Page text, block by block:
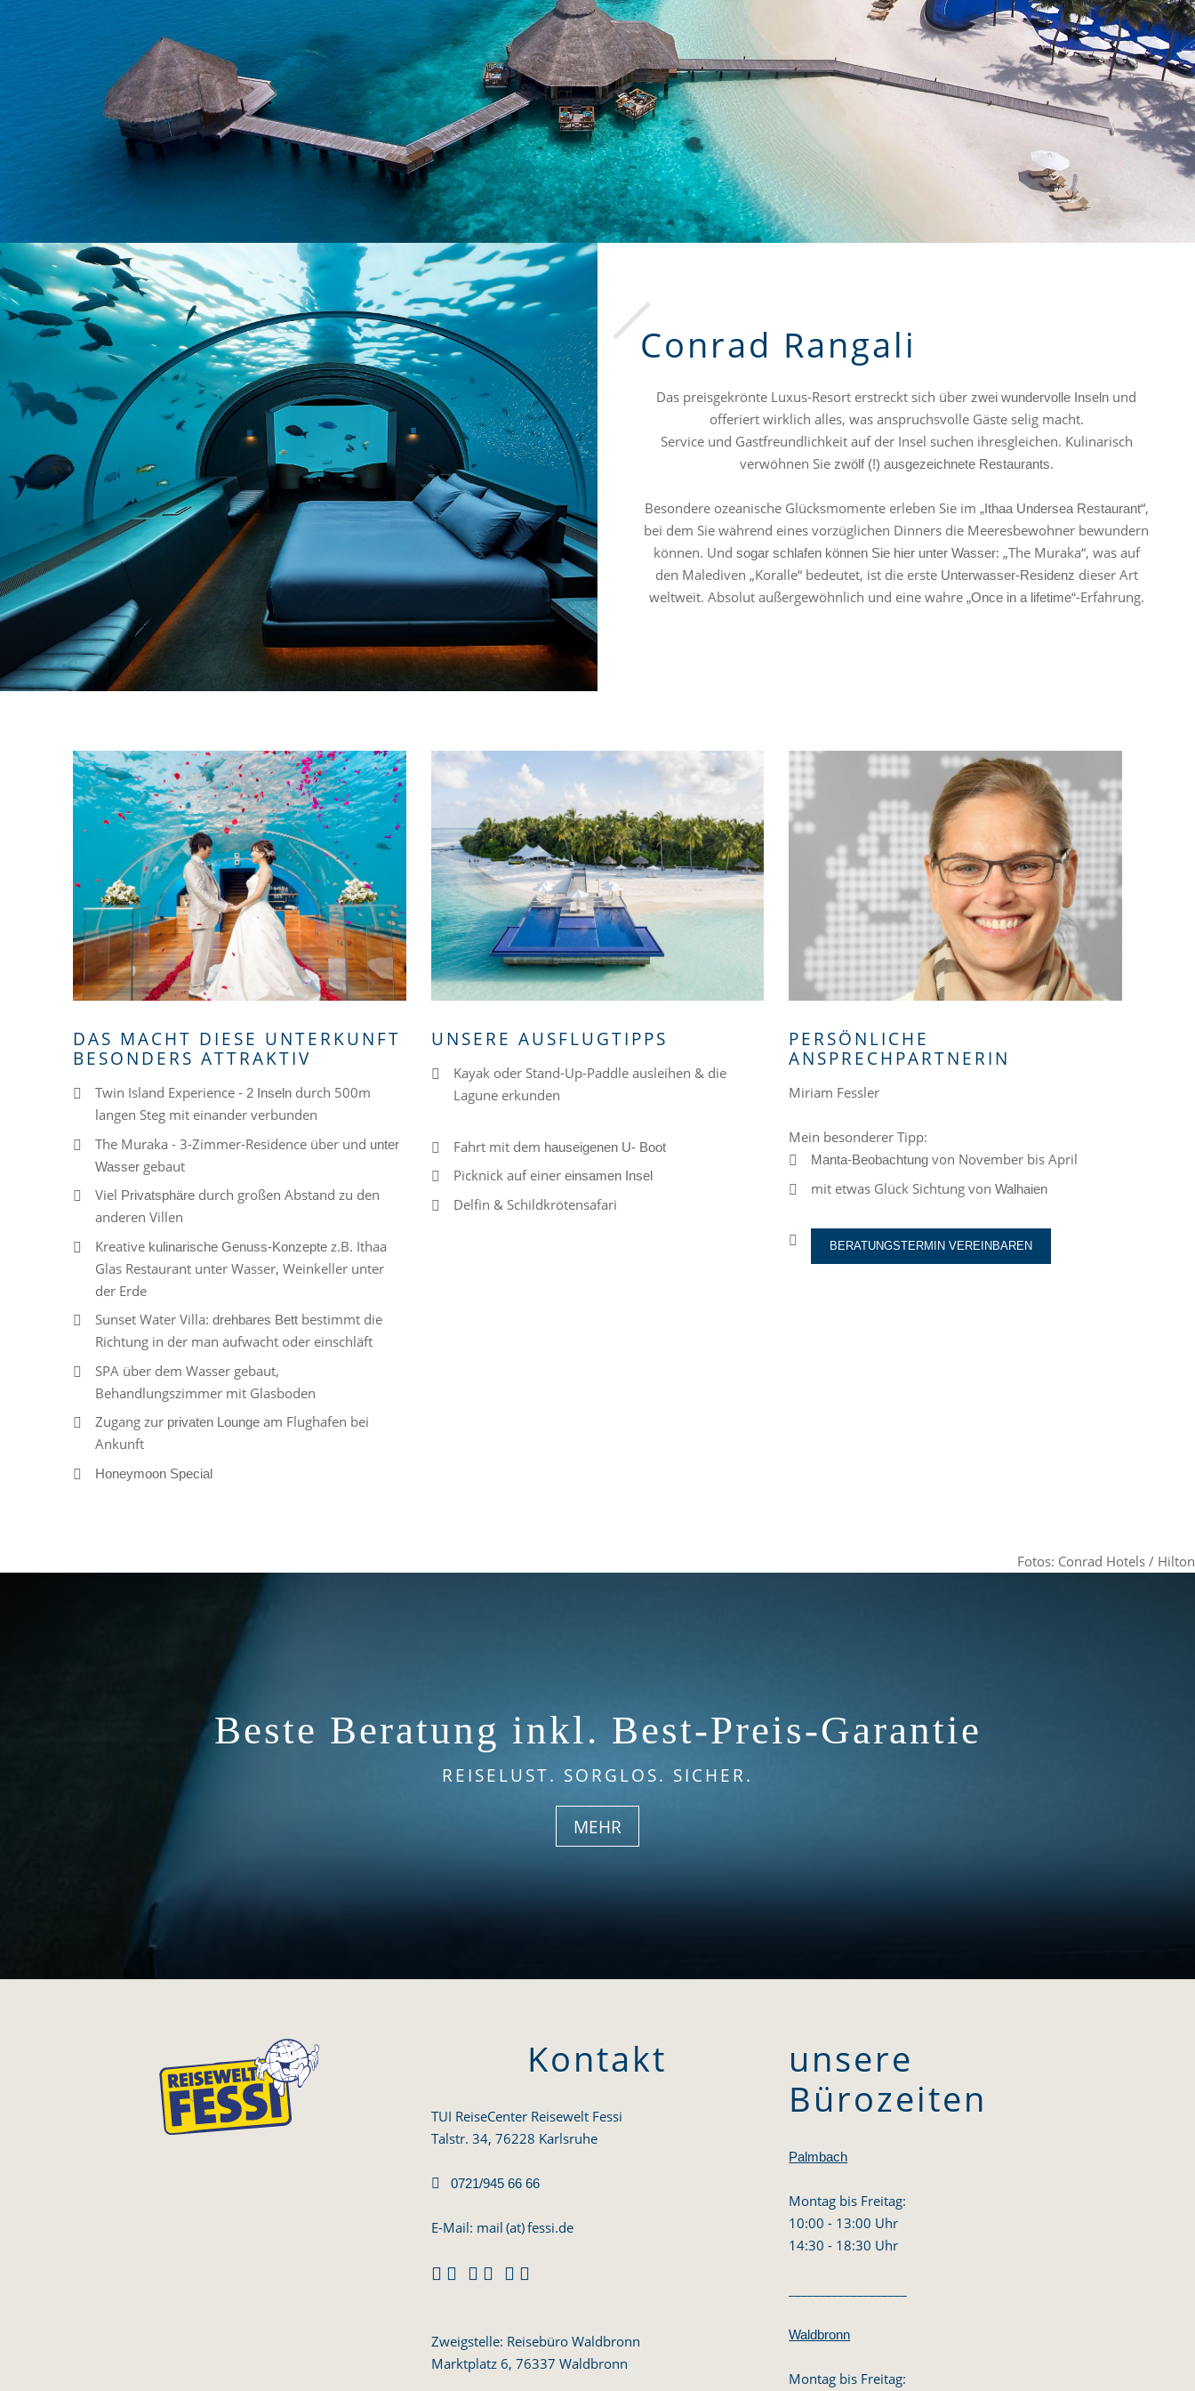
Conrad Rangali
Das preisgekrönte Luxus-Resort erstreckt sich über zwei wundervolle Inseln und
offeriert wirklich alles, was anspruchsvolle Gäste selig macht.
Service und Gastfreundlichkeit auf der Insel suchen ihresgleichen. Kulinarisch
verwöhnen Sie zwölf (!) ausgezeichnete Restaurants.
Besondere ozeanische Glücksmomente erleben Sie im „Ithaa Undersea Restaurant“,
bei dem Sie während eines vorzüglichen Dinners die Meeresbewohner bewundern
können. Und sogar schlafen können Sie hier unter Wasser: „The Muraka“, was auf
den Malediven „Koralle“ bedeutet, ist die erste Unterwasser-Residenz dieser Art
weltweit. Absolut außergewöhnlich und eine wahre„Once in a lifetime“-Erfahrung.
DAS MACHT DIESE UNTERKUNFT
BESONDERS ATTRAKTIV
Twin Island Experience - 2 Inseln durch 500m
langen Steg mit einander verbunden
The Muraka - 3-Zimmer-Residence über und unter
Wasser gebaut
Viel Privatsphäre durch großen Abstand zu den
anderen Villen
Kreative kulinarische Genuss-Konzepte z.B. Ithaa
Glas Restaurant unter Wasser, Weinkeller unter
der Erde
Sunset Water Villa: drehbares Bett bestimmt die
Richtung in der man aufwacht oder einschläft
SPA über dem Wasser gebaut,
Behandlungszimmer mit Glasboden
Zugang zur privaten Lounge am Flughafen bei
Ankunft
Honeymoon Special
UNSERE AUSFLUGTIPPS
Kayak oder Stand-Up-Paddle ausleihen & die
Lagune erkunden
Fahrt mit dem hauseigenen U- Boot
Picknick auf einer einsamen Insel
Delfin & Schildkrötensafari
PERSÖNLICHE
ANSPRECHPARTNERIN
Miriam Fessler
Mein besonderer Tipp:
Manta-Beobachtung von November bis April
mit etwas Glück Sichtung vonWalhaien
BERATUNGSTERMIN VEREINBAREN
Fotos: Conrad Hotels / Hilton
Beste Beratung inkl. Best-Preis-Garantie
REISELUST. SORGLOS. SICHER.
MEHR
Kontakt
TUI ReiseCenter Reisewelt Fessi
Talstr. 34, 76228 Karlsruhe
 0721/945 66 66
E-Mail: mail (at) fessi.de
  
Zweigstelle: Reisebüro Waldbronn
Marktplatz 6, 76337 Waldbronn
unsere
Bürozeiten
Palmbach
Montag bis Freitag:
10:00 - 13:00 Uhr
14:30 - 18:30 Uhr
Waldbronn
Montag bis Freitag: